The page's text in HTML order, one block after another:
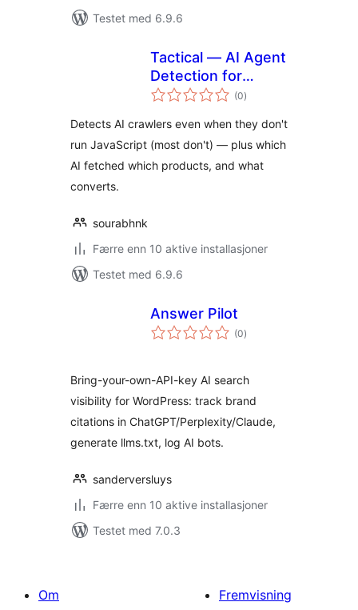
Testet med 6.9.6
Tactical — AI Agent
Detection for
WooCommerce
(0totale
vurderinger
)
Detects AI crawlers even when they don't
run JavaScript (most don't) — plus which
AI fetched which products, and what
converts.
sourabhnk
Færre enn 10 aktive installasjoner
Testet med 6.9.6
Answer Pilot
(0totale
vurderinger
)
Bring-your-own-API-key AI search
visibility for WordPress: track brand
citations in ChatGPT/Perplexity/Claude,
generate llms.txt, log AI bots.
sanderversluys
Færre enn 10 aktive installasjoner
Testet med 7.0.3
Om
Fremvisning